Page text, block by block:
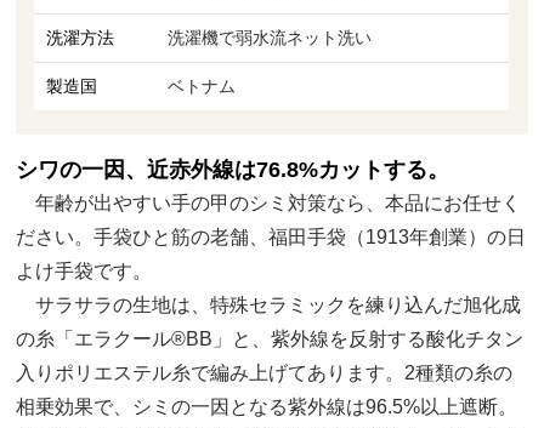
洗濯方法 洗濯機で弱水流ネット洗い
製造国 ベトナム
シワの一因、近赤外線は76.8%カットする。
年齢が出やすい手の甲のシミ対策なら、本品にお任せく
ださい。手袋ひと筋の老舗、福田手袋（1913年創業）の日
よけ手袋です。
サラサラの生地は、特殊セラミックを練り込んだ旭化成
の糸「エラクール®BB」と、紫外線を反射する酸化チタン
入りポリエステル糸で編み上げてあります。2種類の糸の
相乗効果で、シミの一因となる紫外線は96.5%以上遮断。